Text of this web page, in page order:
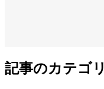
記事のカテゴリ